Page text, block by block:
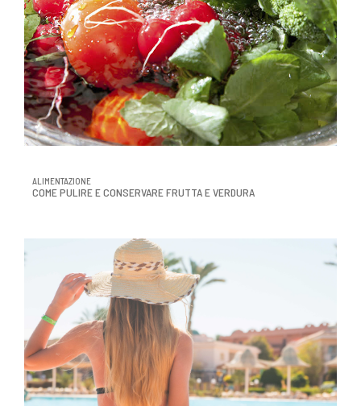
ALIMENTAZIONE
COME PULIRE E CONSERVARE FRUTTA E VERDURA